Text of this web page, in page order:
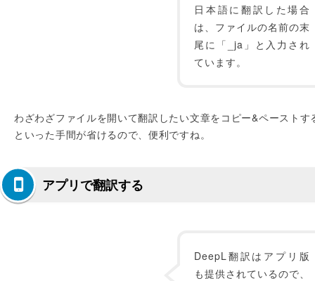
日本語に翻訳した場合
は、ファイルの名前の末
尾に「_ja」と入力され
ています。
わざわざファイルを開いて翻訳したい文章をコピー&ペーストす
といった手間が省けるので、便利ですね。
アプリで翻訳する
DeepL翻訳はアプリ版
も提供されているので、